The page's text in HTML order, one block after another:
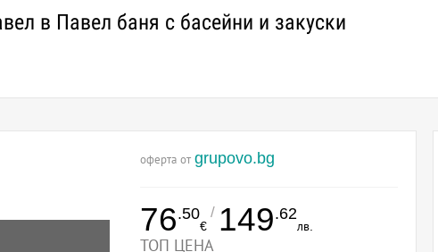
в Павел баня с басейни и закуски
оферта от grupovo.bg
76.50
€
/ 149.62
лв.
ТОП ЦЕНА